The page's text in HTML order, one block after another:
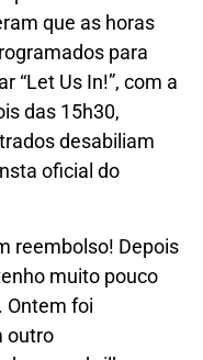
que as horas
para
“Let Us In!”, com a
das 15h30,
desabiliam
oficial do
reembolso! Depois
muito pouco
Ontem foi
outro